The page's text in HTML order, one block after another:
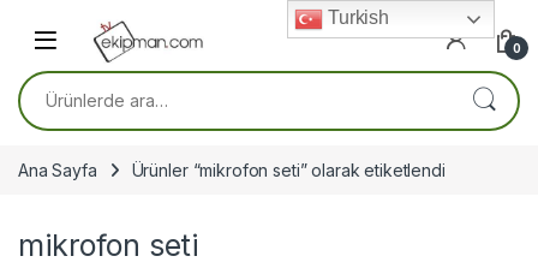
0
Ara:
Ana Sayfa Ürünler “mikrofon seti” olarak etiketlendi
mikrofon seti
Turkish